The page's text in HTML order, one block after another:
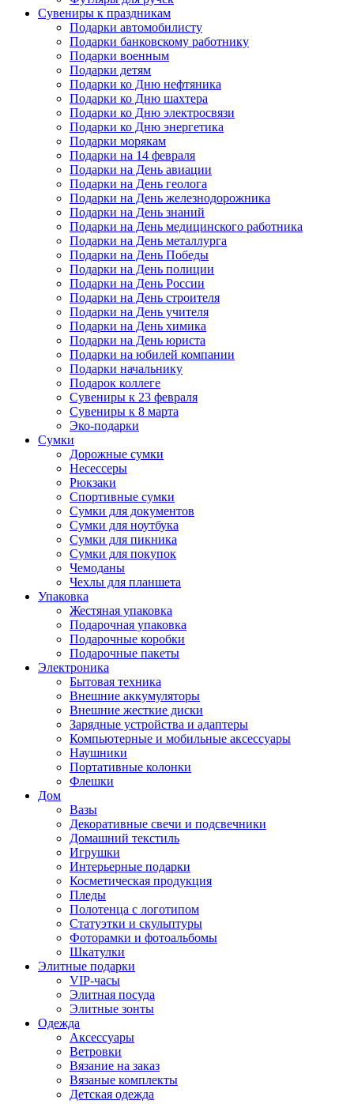
Сувениры к праздникам
Подарки автомобилисту
Подарки банковскому работнику
Подарки военным
Подарки детям
Подарки ко Дню нефтяника
Подарки ко Дню шахтера
Подарки ко Дню электросвязи
Подарки ко Дню энергетика
Подарки морякам
Подарки на 14 февраля
Подарки на День авиации
Подарки на День геолога
Подарки на День железнодорожника
Подарки на День знаний
Подарки на День медицинского работника
Подарки на День металлурга
Подарки на День Победы
Подарки на День полиции
Подарки на День России
Подарки на День строителя
Подарки на День учителя
Подарки на День химика
Подарки на День юриста
Подарки на юбилей компании
Подарки начальнику
Подарок коллеге
Сувениры к 23 февраля
Сувениры к 8 марта
Эко-подарки
Сумки
Дорожные сумки
Несессеры
Рюкзаки
Спортивные сумки
Сумки для документов
Сумки для ноутбука
Сумки для пикника
Сумки для покупок
Чемоданы
Чехлы для планшета
Упаковка
Жестяная упаковка
Подарочная упаковка
Подарочные коробки
Подарочные пакеты
Электроника
Бытовая техника
Внешние аккумуляторы
Внешние жесткие диски
Зарядные устройства и адаптеры
Компьютерные и мобильные аксессуары
Наушники
Портативные колонки
Флешки
Дом
Вазы
Декоративные свечи и подсвечники
Домашний текстиль
Игрушки
Интерьерные подарки
Косметическая продукция
Пледы
Полотенца с логотипом
Статуэтки и скульптуры
Фоторамки и фотоальбомы
Шкатулки
Элитные подарки
VIP-часы
Элитная посуда
Элитные зонты
Одежда
Аксессуары
Ветровки
Вязание на заказ
Вязаные комплекты
Детская одежда